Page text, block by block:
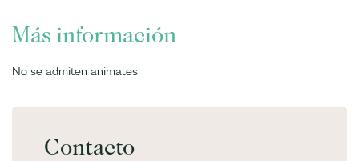
Más información
No se admiten animales
Contacto